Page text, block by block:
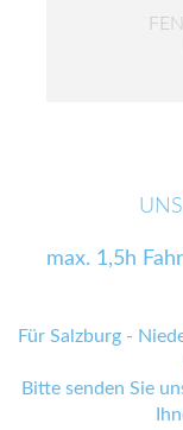
max. 1,5h
Für Salzburg -
Bitte senden Sie